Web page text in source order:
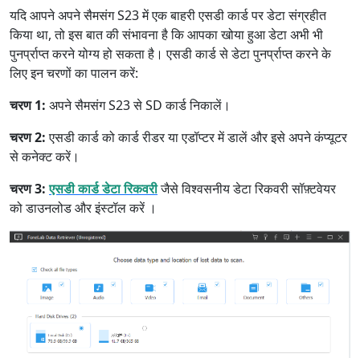
यदि आपने अपने सैमसंग S23 में एक बाहरी एसडी कार्ड पर डेटा संग्रहीत
किया था, तो इस बात की संभावना है कि आपका खोया हुआ डेटा अभी भी
पुनर्प्राप्त करने योग्य हो सकता है। एसडी कार्ड से डेटा पुनर्प्राप्त करने के
लिए इन चरणों का पालन करें:
चरण 1: अपने सैमसंग S23 से SD कार्ड निकालें।
चरण 2:एसडी कार्ड को कार्ड रीडर या एडॉप्टर में डालें और इसे अपने कंप्यूटर
से कनेक्ट करें।
चरण 3:एसडी कार्ड डेटा रिकवरीजैसे विश्वसनीय डेटा रिकवरी सॉफ़्टवेयर
को डाउनलोड और इंस्टॉल करें ।